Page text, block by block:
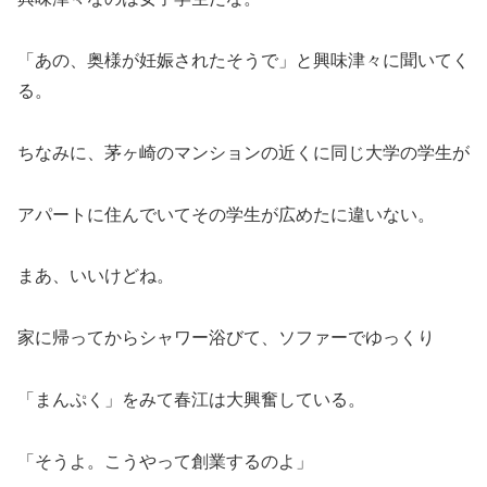
「あの、奥様が妊娠されたそうで」と興味津々に聞いてく
る。
ちなみに、茅ヶ崎のマンションの近くに同じ大学の学生が
アパートに住んでいてその学生が広めたに違いない。
まあ、いいけどね。
家に帰ってからシャワー浴びて、ソファーでゆっくり
「まんぷく」をみて春江は大興奮している。
「そうよ。こうやって創業するのよ」